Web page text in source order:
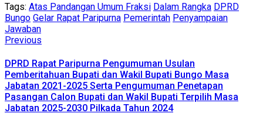
Tags: Atas Pandangan Umum Fraksi Dalam Rangka DPRD
Bungo Gelar Rapat Paripurna Pemerintah Penyampaian
Jawaban
Continue
Reading
Previous
DPRD Rapat Paripurna Pengumuman Usulan
Pemberitahuan Bupati dan Wakil Bupati Bungo Masa
Jabatan 2021-2025 Serta Pengumuman Penetapan
Pasangan Calon Bupati dan Wakil Bupati Terpilih Masa
Jabatan 2025-2030 Pilkada Tahun 2024